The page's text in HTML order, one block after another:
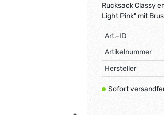
Rucksack Classy
Light Pink" mit
Art.-ID
Artikelnummer
Hersteller
Sofort